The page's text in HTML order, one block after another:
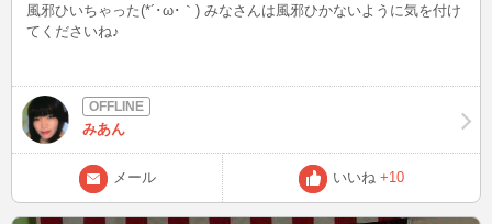
風邪ひいちゃった(*´･ω･｀) みなさんは風邪ひかないように気を付け
てくださいね♪
みあん
メール いいね +10